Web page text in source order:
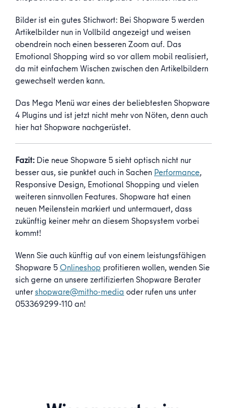
Bilder ist ein gutes Stichwort: Bei Shopware 5 werden
Artikelbilder nun in Vollbild angezeigt und weisen
obendrein noch einen besseren Zoom auf. Das
Emotional Shopping wird so vor allem mobil realisiert,
da mit einfachem Wischen zwischen den Artikelbildern
gewechselt werden kann.
Das Mega Menü war eines der beliebtesten Shopware
4 Plugins und ist jetzt nicht mehr von Nöten, denn auch
hier hat Shopware nachgerüstet.
Fazit: Die neue Shopware 5 sieht optisch nicht nur
besser aus, sie punktet auch in Sachen Performance,
Responsive Design, Emotional Shopping und vielen
weiteren sinnvollen Features. Shopware hat einen
neuen Meilenstein markiert und untermauert, dass
zukünftig keiner mehr an diesem Shopsystem vorbei
kommt!
Wenn Sie auch künftig auf von einem leistungsfähigen
Shopware 5 Onlineshop profitieren wollen, wenden Sie
sich gerne an unsere zertifizierten Shopware Berater
untershopware@mitho-media oder rufen uns unter
053369299-110 an!